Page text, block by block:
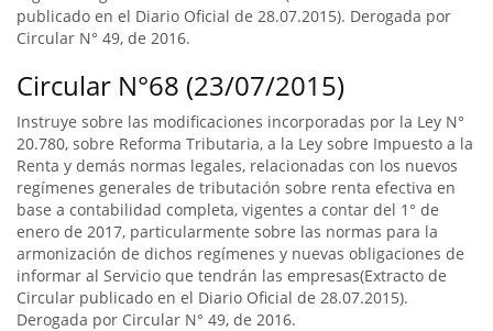
publicado en el Diario Oficial de 28.07.2015). Derogada por
Circular N° 49, de 2016.
Circular N°68 (23/07/2015)
Instruye sobre las modificaciones incorporadas por la Ley N°
20.780, sobre Reforma Tributaria, a la Ley sobre Impuesto a la
Renta y demás normas legales, relacionadas con los nuevos
regímenes generales de tributación sobre renta efectiva en
base a contabilidad completa, vigentes a contar del 1° de
enero de 2017, particularmente sobre las normas para la
armonización de dichos regímenes y nuevas obligaciones de
informar al Servicio que tendrán las empresas(Extracto de
Circular publicado en el Diario Oficial de 28.07.2015).
Derogada por Circular N° 49, de 2016.